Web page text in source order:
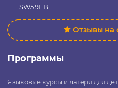
SW5 9EB
Отзывы на
Программы
Языковые курсы и лагеря для